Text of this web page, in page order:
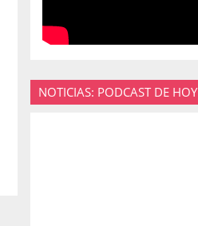
NOTICIAS: PODCAST DE HOY